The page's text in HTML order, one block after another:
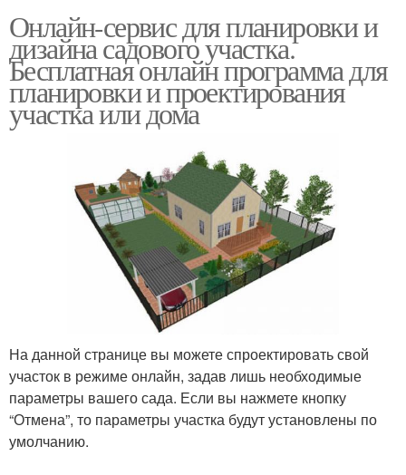
Онлайн-сервис для планировки и
дизайна садового участка.
Бесплатная онлайн программа для
планировки и проектирования
участка или дома
На данной странице вы можете спроектировать свой
участок в режиме онлайн, задав лишь необходимые
параметры вашего сада. Если вы нажмете кнопку
“Отмена”, то параметры участка будут установлены по
умолчанию.